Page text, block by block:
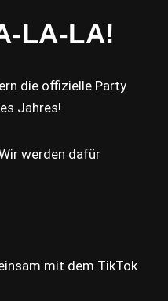
LA-LA!
die offizielle Party
Jahres!
werden dafür
mit dem TikTok